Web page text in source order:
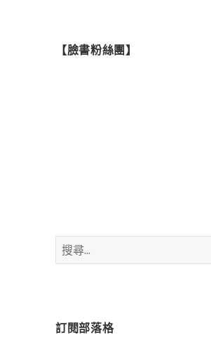
【臉書粉絲團】
搜
尋
訂閱部落格